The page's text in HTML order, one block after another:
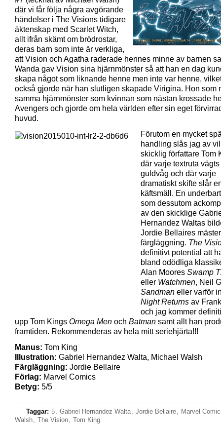
där vi får följa några avgörande
händelser i The Visions tidigare
äktenskap med Scarlet Witch,
allt ifrån skämt om brödrostar,
deras barn som inte är verkliga,
att Vision och Agatha raderade hennes minne av barnen
Wanda gav Vision sina hjärnmönster så att han en dag
skapa något som liknande henne men inte var henne,
också gjorde när han slutligen skapade Virigina. Hon som
samma hjärnmönster som kvinnan som nästan krossade
Avengers och gjorde om hela världen efter sin eget
huvud.
Förutom en mycket
handling slås jag av
skicklig författare Tom
där varje textruta
guldvåg och där varje
dramatiskt skifte slår
käftsmäll. En
som dessutom
av den skicklige
Hernandez Waltas
Jordie Bellaires
färgläggning. The
definitivt potential att
bland odödliga
Alan Moores Swamp
eller Watchmen, Neil
Sandman eller varför
Night Returns av
och jag kommer
upp Tom Kings Omega Men och Batman samt allt han
framtiden. Rekommenderas av hela mitt seriehjärta!!!
Manus: Tom King
Illustration: Gabriel Hernandez Walta, Michael Walsh
Färgläggning: Jordie Bellaire
Förlag: Marvel Comics
Betyg: 5/5
Taggar: 5, Gabriel Hernandez Walta, Jordie Bellaire, Marvel
Walsh, The Vision, Tom King